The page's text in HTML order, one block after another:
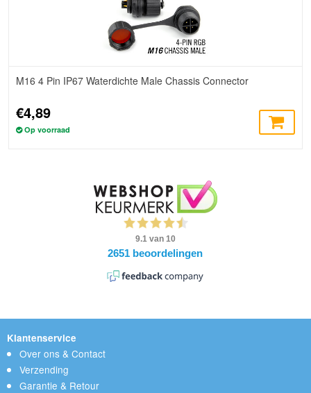
M16 4 Pin IP67 Waterdichte Male Chassis Connector
€4,89
Op voorraad
Klantenservice
Over ons & Contact
Verzending
Garantie & Retour